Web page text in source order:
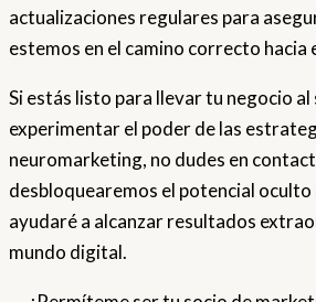
actualizaciones regulares para
estemos en el camino correcto hacia
Si estás listo para llevar tu negocio
experimentar el poder de las
neuromarketing, no dudes en
desbloquearemos el potencial
ayudaré a alcanzar resultados
mundo digital.